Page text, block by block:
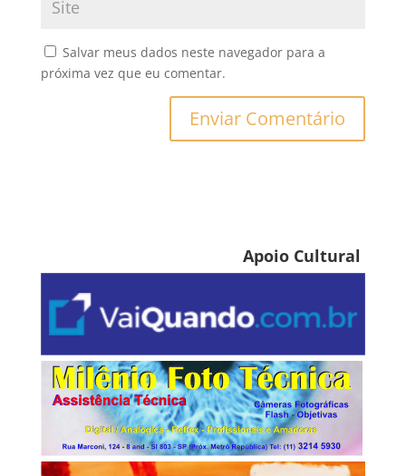
Salvar meus dados neste navegador para a
próxima vez que eu comentar.
Apoio Cultural